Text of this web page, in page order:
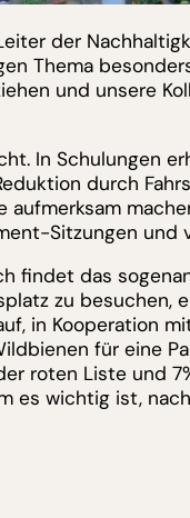
der
Thema
und unsere
In Schulungen
durch
Sitzungen und
findet das
zu besuchen,
in Kooperation
für eine
roten Liste und
es wichtig ist,